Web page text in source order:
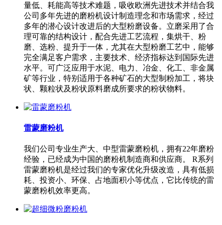
量低、耗能高等技术难题，吸收欧洲先进技术并结合我
公司多年先进的磨粉机设计制造理念和市场需求，经过
多年的潜心设计改进后的大型粉磨设备。立磨采用了合
理可靠的结构设计，配合先进工艺流程，集烘干、粉
磨、选粉、提升于一体，尤其在大型粉磨工艺中，能够
完全满足客户需求，主要技术、经济指标达到国际先进
水平。可广泛应用于水泥、电力、冶金、化工、非金属
矿等行业，特别适用于各种矿石的大型制粉加工，将块
状、颗粒状及粉状原料磨成所要求的粉状物料。
雷蒙磨粉机
我们公司专业生产大、中型雷蒙磨粉机，拥有22年磨粉
经验，已经成为中国的磨粉机制造商和供应商。 R系列
雷蒙磨粉机是经过我们的专家优化升级改造，具有低损
耗、投资小、环保、占地面积小等优点，它比传统的雷
蒙磨粉机效率更高。